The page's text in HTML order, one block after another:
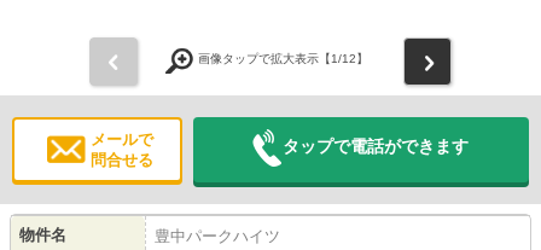
画像タップで拡大表示【1/12】
メールで
問合せる
タップで電話ができます
物件名 豊中パークハイツ